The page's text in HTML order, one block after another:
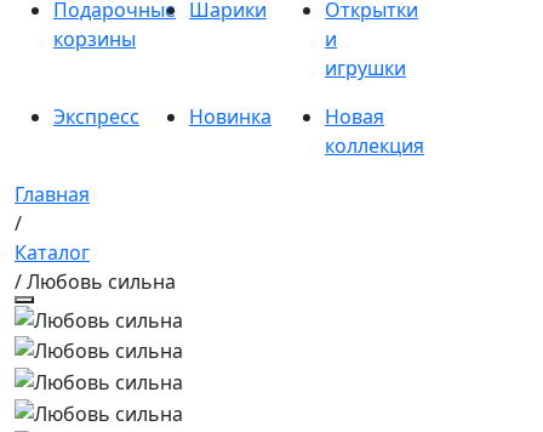
Подарочные
корзины
Шарики
Открытки
и
игрушки
Экспресс
Новинка
Новая
коллекция
Главная
/
Каталог
/ Любовь сильна